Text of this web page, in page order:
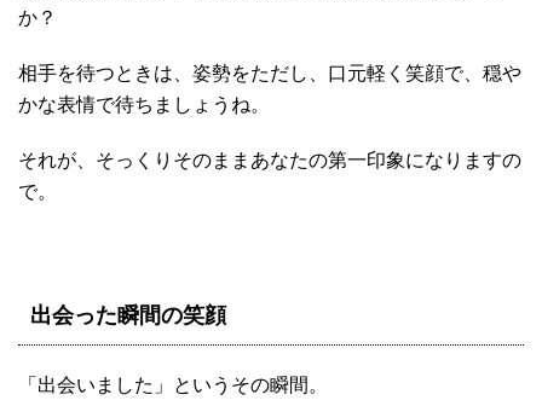
か？
相手を待つときは、姿勢をただし、口元軽く笑顔で、穏や
かな表情で待ちましょうね。
それが、そっくりそのままあなたの第一印象になりますの
で。
出会った瞬間の笑顔
「出会いました」というその瞬間。